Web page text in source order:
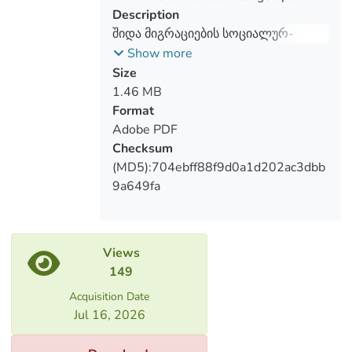
System (GIS), which is the best way to
perceive regional differences of internal
migration and peculiarities of migrant
behavior.
Description
შიდა მიგრაციების სოციალურ-
დემოგრაფიული და გეოგრაფიული
თავისებურებები საქართველოში
(2002-2014 წწ.)
Show more
Size
1.46 MB
Format
Adobe PDF
Checksum
(MD5):704ebff88f9d0a1d202ac3dbb
9a649fa
Views
149
Acquisition Date
Jul 16, 2026